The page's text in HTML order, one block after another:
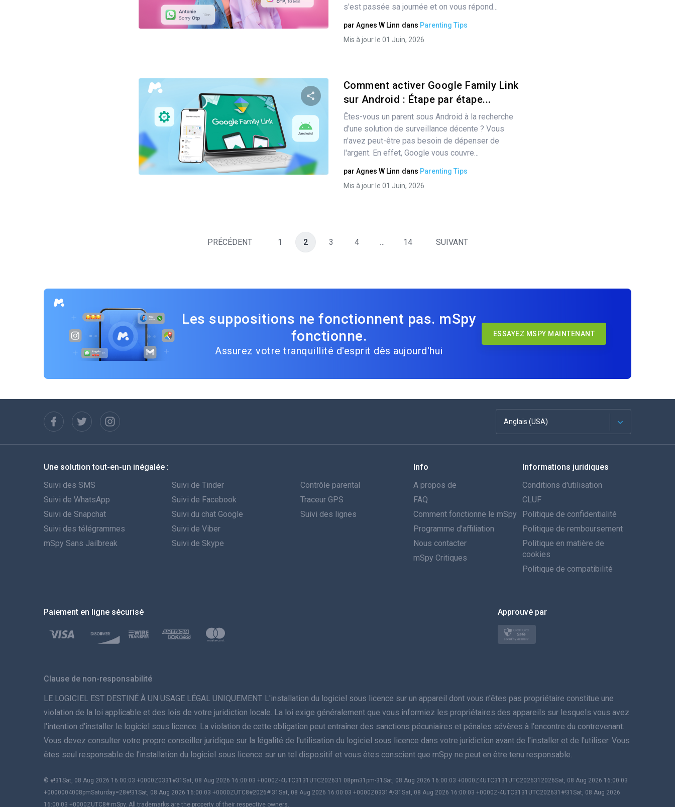
s'est passée sa journée et on vous répond...
par Agnes W Linn dans Parenting Tips
Mis à jour le 01 Juin, 2026
Partager
Twitter
Comment activer Google Family Link
sur Android : Étape par étape...
Êtes-vous un parent sous Android à la recherche
d'une solution de surveillance décente ? Vous
n'avez peut-être pas besoin de dépenser de
l'argent. En effet, Google vous couvre...
par Agnes W Linn dans Parenting Tips
Mis à jour le 01 Juin, 2026
PRÉCÉDENT 1 2 3 4 … 14 SUIVANT
Les suppositions ne fonctionnent pas. mSpy
fonctionne.
Assurez votre tranquillité d'esprit dès aujourd'hui
ESSAYEZ MSPY MAINTENANT
Anglais (USA)
Français
Espagnol
Português
Italiano
العربية
Türkçe
Polski
Svenska
简体中文
Dansk
Une solution tout-en-un inégalée :
Suivi des SMS
Suivi de WhatsApp
Suivi de Snapchat
Suivi des télégrammes
mSpy Sans Jailbreak
Suivi de Tinder
Suivi de Facebook
Suivi du chat Google
Suivi de Viber
Suivi de Skype
Contrôle parental
Traceur GPS
Suivi des lignes
Info
A propos de
FAQ
Comment fonctionne le mSpy
Programme d'affiliation
Nous contacter
mSpy Critiques
Informations juridiques
Conditions d'utilisation
CLUF
Politique de confidentialité
Politique de remboursement
Politique en matière de
cookies
Politique de compatibilité
Paiement en ligne sécurisé Approuvé par
Clause de non-responsabilité
LE LOGICIEL EST DESTINÉ À UN USAGE LÉGAL UNIQUEMENT. L'installation du logiciel sous licence sur un appareil dont vous n'êtes pas propriétaire constitue une
violation de la loi applicable et des lois de votre juridiction locale. La loi exige généralement que vous informiez les propriétaires des appareils sur lesquels vous avez
l'intention d'installer le logiciel sous licence. La violation de cette obligation peut entraîner des sanctions pécuniaires et pénales sévères à l'encontre du contrevenant.
Vous devez consulter votre propre conseiller juridique sur la légalité de l'utilisation du logiciel sous licence dans votre juridiction avant de l'installer et de l'utiliser. Vous
êtes seul responsable de l'installation du logiciel sous licence sur un tel dispositif et vous êtes conscient que mSpy ne peut en être tenu responsable.
© #!31Sat, 08 Aug 2026 16:00:03 +0000Z0331#31Sat, 08 Aug 2026 16:00:03 +0000Z-4UTC3131UTC202631 08pm31pm-31Sat, 08 Aug 2026 16:00:03 +0000Z4UTC3131UTC2026312026Sat, 08 Aug 2026 16:00:03
+0000004008pmSaturday=28#!31Sat, 08 Aug 2026 16:00:03 +0000ZUTC8#2026#!31Sat, 08 Aug 2026 16:00:03 +0000Z0331#/31Sat, 08 Aug 2026 16:00:03 +0000Z-4UTC3131UTC202631#!31Sat, 08 Aug 2026
16:00:03 +0000ZUTC8# mSpy. All trademarks are the property of their respective owners.